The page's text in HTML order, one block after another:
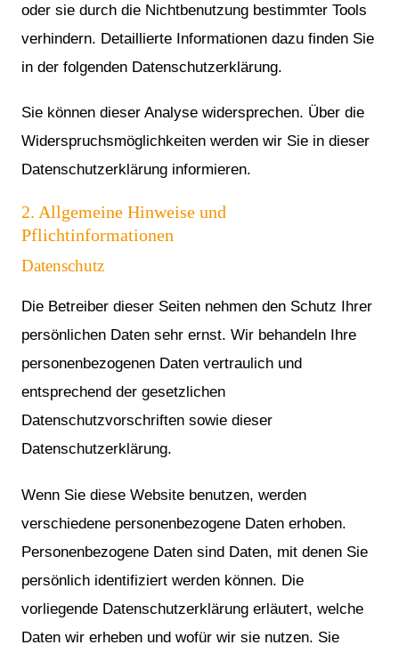
oder sie durch die Nichtbenutzung bestimmter Tools
verhindern. Detaillierte Informationen dazu finden Sie
in der folgenden Datenschutzerklärung.
Sie können dieser Analyse widersprechen. Über die
Widerspruchsmöglichkeiten werden wir Sie in dieser
Datenschutzerklärung informieren.
2. Allgemeine Hinweise und
Pflichtinformationen
Datenschutz
Die Betreiber dieser Seiten nehmen den Schutz Ihrer
persönlichen Daten sehr ernst. Wir behandeln Ihre
personenbezogenen Daten vertraulich und
entsprechend der gesetzlichen
Datenschutzvorschriften sowie dieser
Datenschutzerklärung.
Wenn Sie diese Website benutzen, werden
verschiedene personenbezogene Daten erhoben.
Personenbezogene Daten sind Daten, mit denen Sie
persönlich identifiziert werden können. Die
vorliegende Datenschutzerklärung erläutert, welche
Daten wir erheben und wofür wir sie nutzen. Sie